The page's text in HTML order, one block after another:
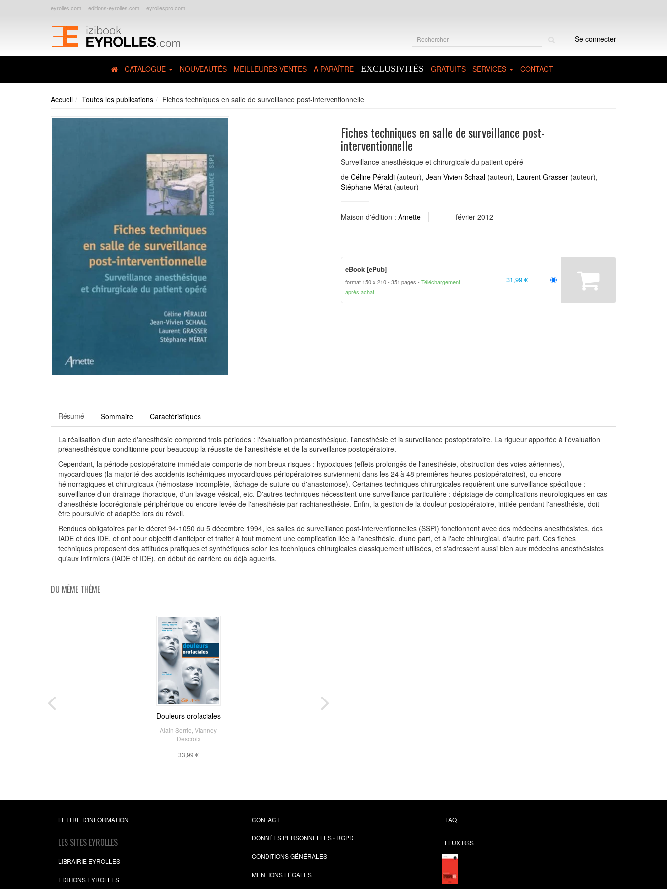
eyrolles.com editions-eyrolles.com eyrollespro.com
Se connecter
CATALOGUE NOUVEAUTÉS MEILLEURES VENTES A PARAÎTRE EXCLUSIVITÉS GRATUITS SERVICES CONTACT
Accueil Toutes les publications Fiches techniques en salle de surveillance post-interventionnelle
Fiches techniques en salle de surveillance post-
interventionnelle
Surveillance anesthésique et chirurgicale du patient opéré
de Céline Péraldi (auteur), Jean-Vivien Schaal (auteur), Laurent Grasser (auteur),
Stéphane Mérat (auteur)
Maison d'édition : Arnette février 2012
eBook [ePub]
format 150 x 210 351 pages
Téléchargement
après achat
31,99 €
Résumé Sommaire Caractéristiques
La réalisation d'un acte d'anesthésie comprend trois périodes : l'évaluation préanesthésique, l'anesthésie et la surveillance postopératoire. La rigueur apportée à l'évaluation
préanesthésique conditionne pour beaucoup la réussite de l'anesthésie et de la surveillance postopératoire.
Cependant, la période postopératoire immédiate comporte de nombreux risques : hypoxiques (effets prolongés de l'anesthésie, obstruction des voies aériennes),
myocardiques (la majorité des accidents ischémiques myocardiques périopératoires surviennent dans les 24 à 48 premières heures postopératoires), ou encore
hémorragiques et chirurgicaux (hémostase incomplète, lâchage de suture ou d'anastomose). Certaines techniques chirurgicales requièrent une surveillance spécifique :
surveillance d'un drainage thoracique, d'un lavage vésical, etc. D'autres techniques nécessitent une surveillance particulière : dépistage de complications neurologiques en cas
d'anesthésie locorégionale périphérique ou encore levée de l'anesthésie par rachianesthésie. Enfin, la gestion de la douleur postopératoire, initiée pendant l'anesthésie, doit
être poursuivie et adaptée lors du réveil.
Rendues obligatoires par le décret 94-1050 du 5 décembre 1994, les salles de surveillance post-interventionnelles (SSPI) fonctionnent avec des médecins anesthésistes, des
IADE et des IDE, et ont pour objectif d'anticiper et traiter à tout moment une complication liée à l'anesthésie, d'une part, et à l'acte chirurgical, d'autre part. Ces fiches
techniques proposent des attitudes pratiques et synthétiques selon les techniques chirurgicales classiquement utilisées, et s'adressent aussi bien aux médecins anesthésistes
qu'aux infirmiers (IADE et IDE), en début de carrière ou déjà aguerris.
DU MÊME THÈME
Douleurs orofaciales
Alain Serrie Vianney
Descroix
33,99 €
LETTRE D'INFORMATION
LES SITES EYROLLES
LIBRAIRIE EYROLLES
EDITIONS EYROLLES
CONTACT
DONNÉES PERSONNELLES - RGPD
CONDITIONS GÉNÉRALES
MENTIONS LÉGALES
FAQ
FLUX RSS